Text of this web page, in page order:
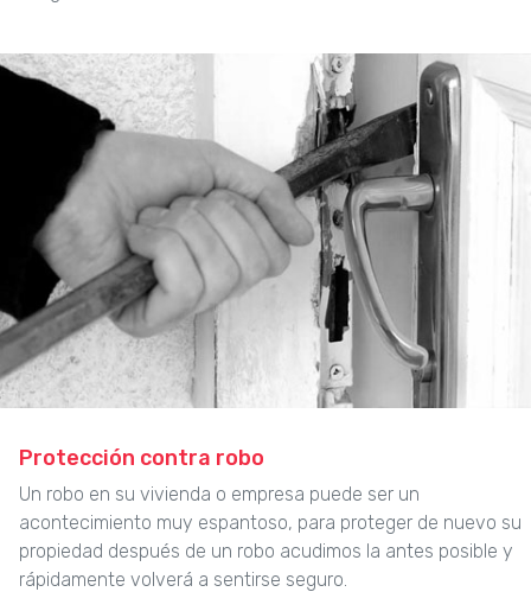
Protección contra robo
Un robo en su vivienda o empresa puede ser un
acontecimiento muy espantoso, para proteger de nuevo su
propiedad después de un robo acudimos la antes posible y
rápidamente volverá a sentirse seguro.